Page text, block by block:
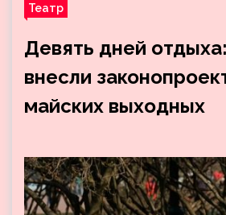
Театр
Девять дней
внесли
майских выходных